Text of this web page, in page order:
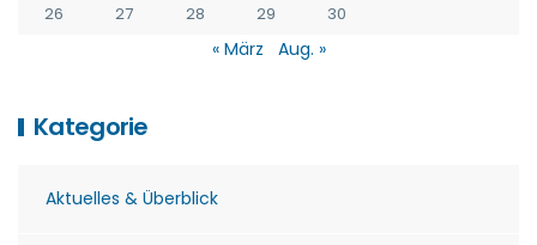
26
27 28 29 30
« März Aug. »
Kategorie
Aktuelles & Überblick